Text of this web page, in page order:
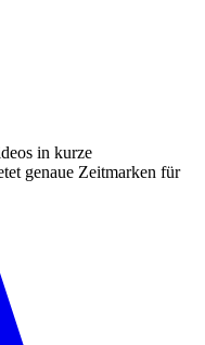
in kurze
genaue Zeitmarken für